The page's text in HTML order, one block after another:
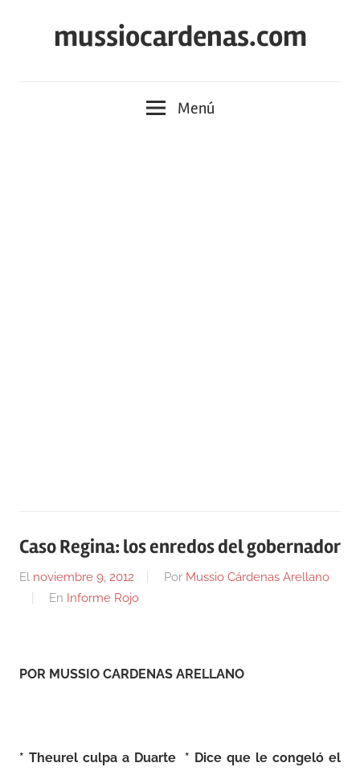
mussiocardenas.com
Menú
Caso Regina: los enredos del gobernador
El noviembre 9, 2012 Por Mussio Cárdenas Arellano
En Informe Rojo
POR MUSSIO CARDENAS ARELLANO
* Theurel culpa a Duarte * Dice que le congeló el